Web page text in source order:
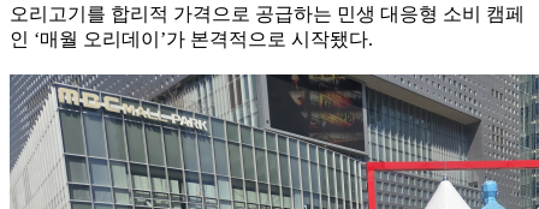
오리고기를 합리적 가격으로 공급하는 민생 대응형 소비 캠페
인 ‘매월 오리데이’가 본격적으로 시작됐다.